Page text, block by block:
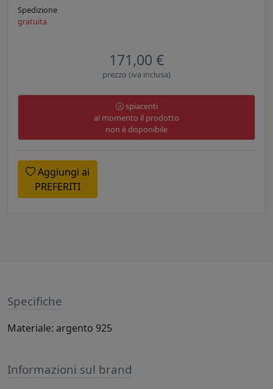
Spedizione
gratuita
171,00 €
prezzo (iva inclusa)
spiacenti
al momento il prodotto
non è disponibile
Aggiungi ai
PREFERITI
Specifiche
Materiale: argento 925
Informazioni sul brand